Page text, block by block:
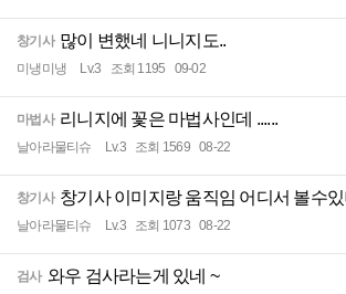
창기사 많이 변했네 니니지도..
미냉미냉 Lv.3 조회 1195 09-02
마법사 리니지에 꽃은 마법사인데 ......
날아라물티슈 Lv.3 조회 1569 08-22
창기사 창기사 이미지랑 움직임 어디서 볼수
날아라물티슈 Lv.3 조회 1073 08-22
검사 와우 검사라는게 있네 ~